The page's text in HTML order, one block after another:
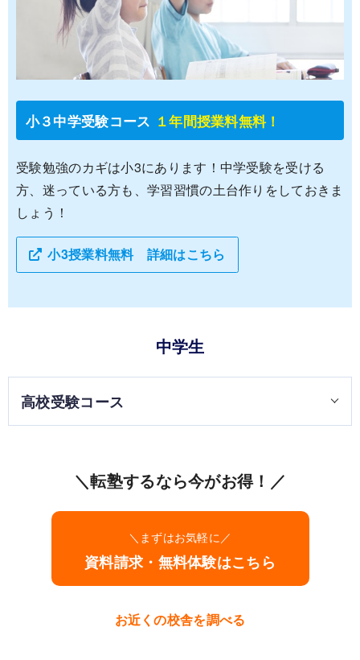
小３中学受験コース １年間授業料無料！
受験勉強のカギは小3にあります！中学受験を受ける
方、迷っている方も、学習習慣の土台作りをしておきま
しょう！
小3授業料無料 詳細はこちら
中学生
高校受験コース
習のやり方、宿題・課題への取り組み方、定期テスト対策の
えていくことで都立・私立・国立を問わず合格を勝ち取るこ
っています。
＼転塾するなら今がお得！／
＼まずはお気軽に／
資料請求・無料体験はこちら
お近くの校舎を調べる